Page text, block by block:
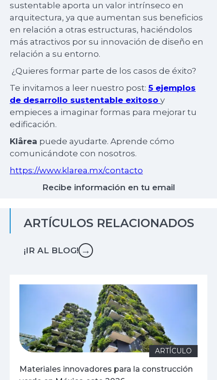
sustentable aporta un valor intrínseco en
arquitectura, ya que aumentan sus beneficios
en relación a otras estructuras, haciéndolos
más atractivos por su innovación de diseño en
relación a su entorno.
¿Quieres formar parte de los casos de éxito?
Te invitamos a leer nuestro post: 5 ejemplos
de desarrollo sustentable exitoso y
empieces a imaginar formas para mejorar tu
edificación.
Klårea puede ayudarte. Aprende cómo
comunicándote con nosotros.
https://www.klarea.mx/contacto
Recibe información en tu email
ARTÍCULOS RELACIONADOS
¡IR AL BLOG! →
ARTÍCULO
Materiales innovadores para la construcción